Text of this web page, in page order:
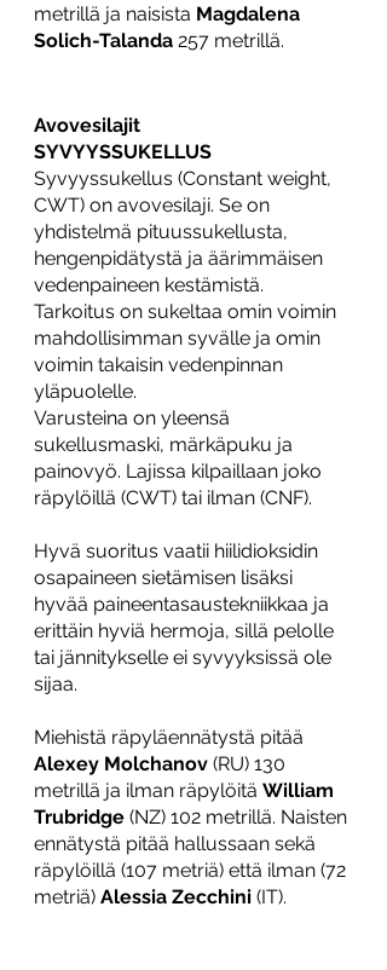
metrillä ja naisista Magdalena
Solich-Talanda 257 metrillä.
Avovesilajit
SYVYYSSUKELLUS
Syvyyssukellus (Constant weight,
CWT) on avovesilaji. Se on
yhdistelmä pituussukellusta,
hengenpidätystä ja äärimmäisen
vedenpaineen kestämistä.
Tarkoitus on sukeltaa omin voimin
mahdollisimman syvälle ja omin
voimin takaisin vedenpinnan
yläpuolelle.
Varusteina on yleensä
sukellusmaski, märkäpuku ja
painovyö. Lajissa kilpaillaan joko
räpylöillä (CWT) tai ilman (CNF).
Hyvä suoritus vaatii hiilidioksidin
osapaineen sietämisen lisäksi
hyvää paineentasaustekniikkaa ja
erittäin hyviä hermoja, sillä pelolle
tai jännitykselle ei syvyyksissä ole
sijaa.
Miehistä räpyläennätystä pitää
Alexey Molchanov (RU) 130
metrillä ja ilman räpylöitä William
Trubridge (NZ) 102 metrillä. Naisten
ennätystä pitää hallussaan sekä
räpylöillä (107 metriä) että ilman (72
metriä) Alessia Zecchini (IT).